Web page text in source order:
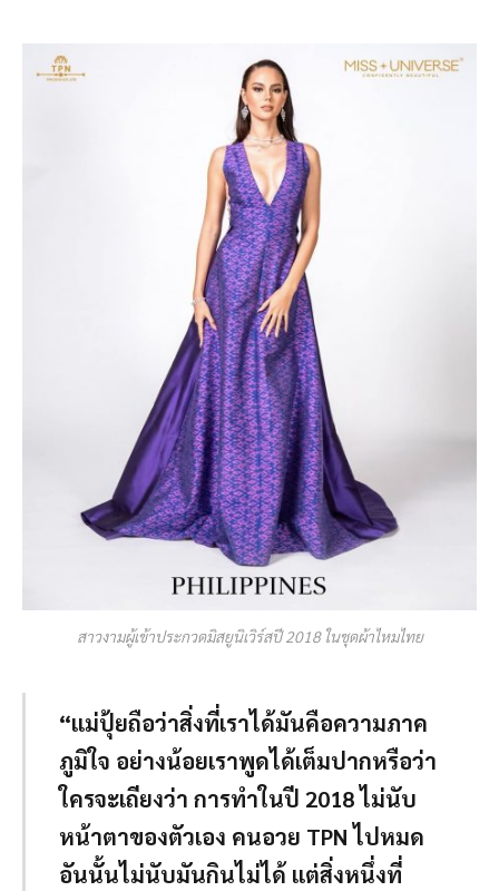
สาวงามผู้เข้าประกวดมิสยูนิเวิร์สปี 2018 ในชุดผ้าไหมไทย
“แม่ปุ้ยถือว่าสิ่งที่เราได้มันคือความภาค
ภูมิใจ อย่างน้อยเราพูดได้เต็มปากหรือว่า
ใครจะเถียงว่า การทำในปี 2018 ไม่นับ
หน้าตาของตัวเอง คนอวย TPN ไปหมด
อันนั้นไม่นับมันกินไม่ได้ แต่สิ่งหนึ่งที่